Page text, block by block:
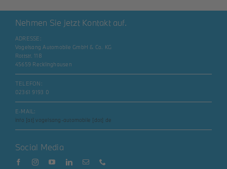
Nehmen Sie jetzt Kontakt auf.
ADRESSE:
Vogelsang Automobile GmbH & Co. KG
Rottstr. 118
45659 Recklinghausen
TELEFON:
02361 9193 0
E-MAIL:
info [at] vogelsang-automobile [dot] de
Social Media